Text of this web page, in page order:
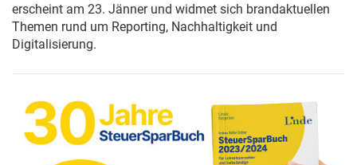
erscheint am 23. Jänner und widmet sich brandaktuellen
Themen rund um Reporting, Nachhaltigkeit und
Digitalisierung.